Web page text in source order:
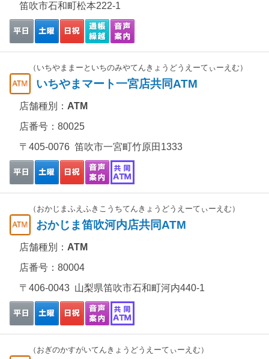
笛吹市石和町松本222-1
（いちやままーといちのみやてんきょうどうえーてぃーえむ）
いちやまマート一宮店共同ATM
店舗種別： ATM
店番号：80025
〒405-0076 笛吹市一宮町竹原田1333
（おかじまふえふきこうちてんきょうどうえーてぃーえむ）
おかじま笛吹河内店共同ATM
店舗種別： ATM
店番号：80004
〒406-0043 山梨県笛吹市石和町河内440-1
（おぎのかすがいてんきょうどうえーてぃーえむ）